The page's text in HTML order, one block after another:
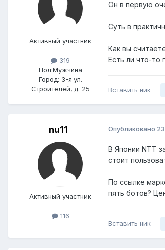
Активный участник
319
Пол:Мужчина
Город: 3-я ул.
Строителей, д. 25
Он в первую
Суть в
Как вы
Есть ли что-то
Вставить ник
nu11
Активный участник
116
Опубликовано
В Японии NTT
стоит
По ссылке
пять ботов?
Вставить ник